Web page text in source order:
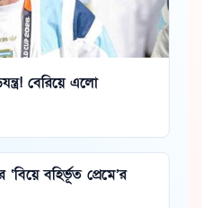
বেরিয়ে এলো
বহির্ভূত প্রেমে’র